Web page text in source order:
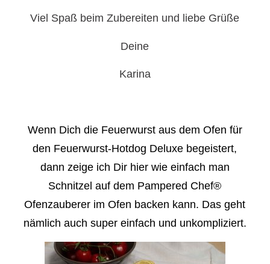
Viel Spaß beim Zubereiten und liebe Grüße
Deine
Karina
Wenn Dich die Feuerwurst aus dem Ofen für
den Feuerwurst-Hotdog Deluxe begeistert,
dann zeige ich Dir hier wie einfach man
Schnitzel auf dem Pampered Chef®
Ofenzauberer im Ofen backen kann. Das geht
nämlich auch super einfach und unkompliziert.